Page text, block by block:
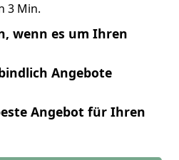
3 Min.
wenn es um Ihren
Angebote
Angebot für Ihren